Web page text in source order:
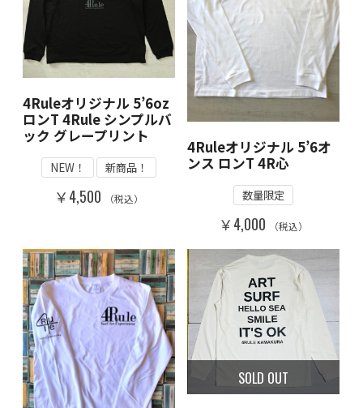
4Ruleオリジナル 5’6oz
ロンT 4Rule シンプルバ
ック グレープリント
NEW！ 新商品！
￥4,500 （税込）
4Ruleオリジナル 5’6オ
ンス ロンT 4R心
数量限定
￥4,000 （税込）
SOLD OUT